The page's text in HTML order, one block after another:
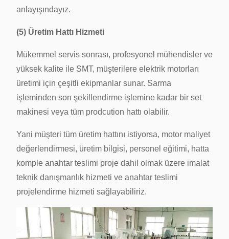
anlayışındayız.
(5) Üretim Hattı Hizmeti
Mükemmel servis sonrası, profesyonel mühendisler ve
yüksek kalite ile SMT, müşterilere elektrik motorları
üretimi için çeşitli ekipmanlar sunar. Sarma
işleminden son şekillendirme işlemine kadar bir set
makinesi veya tüm prodcution hattı olabilir.
Yani müşteri tüm üretim hattını istiyorsa, motor maliyet
değerlendirmesi, üretim bilgisi, personel eğitimi, hatta
komple anahtar teslimi proje dahil olmak üzere imalat
teknik danışmanlık hizmeti ve anahtar teslimi
projelendirme hizmeti sağlayabiliriz.